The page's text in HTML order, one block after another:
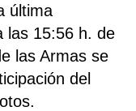
última
las 15:56 h. de
las Armas se
del